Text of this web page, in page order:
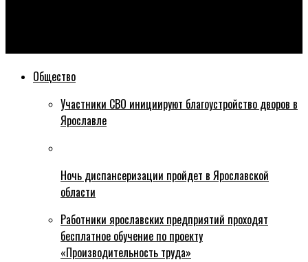
Общество
Участники СВО инициируют благоустройство дворов в
Ярославле
Ночь диспансеризации пройдет в Ярославской
области
Работники ярославских предприятий проходят
бесплатное обучение по проекту
«Производительность труда»